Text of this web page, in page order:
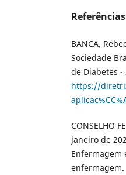
Referências
BANCA,
Sociedade
de Diabetes -
https://
CONSELHO
janeiro de
Enfermagem